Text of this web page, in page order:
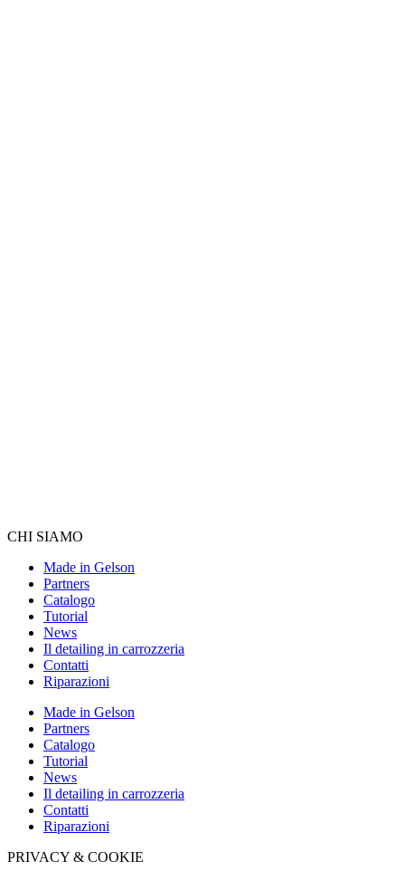
CHI SIAMO
Made in Gelson
Partners
Catalogo
Tutorial
News
Il detailing in carrozzeria
Contatti
Riparazioni
Made in Gelson
Partners
Catalogo
Tutorial
News
Il detailing in carrozzeria
Contatti
Riparazioni
PRIVACY & COOKIE